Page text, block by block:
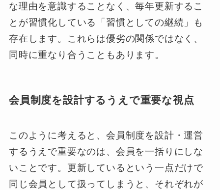
な理由を意識することなく、毎年更新するこ
とが習慣化している「習慣としての継続」も
存在します。これらは優劣の関係ではなく、
同時に重なり合うこともあります。
会員制度を設計するうえで重要な視点
このように考えると、会員制度を設計・運営
するうえで重要なのは、会員を一括りにしな
いことです。更新しているという一点だけで
同じ会員として扱ってしまうと、それぞれが